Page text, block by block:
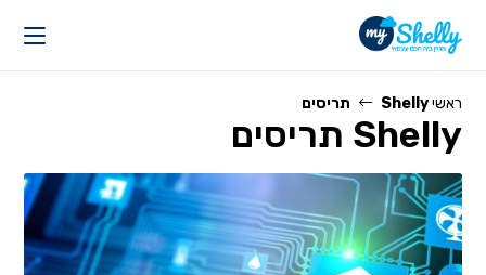
content
ראשי Shelly תריסים
Shelly תריסים